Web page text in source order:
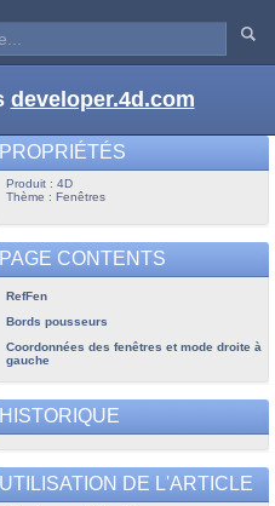
developer.4d.com
PROPRIÉTÉS
Produit : 4D
Thème : Fenêtres
PAGE CONTENTS
RefFen
Bords pousseurs
Coordonnées des fenêtres et mode droite à
gauche
HISTORIQUE
UTILISATION DE L'ARTICLE